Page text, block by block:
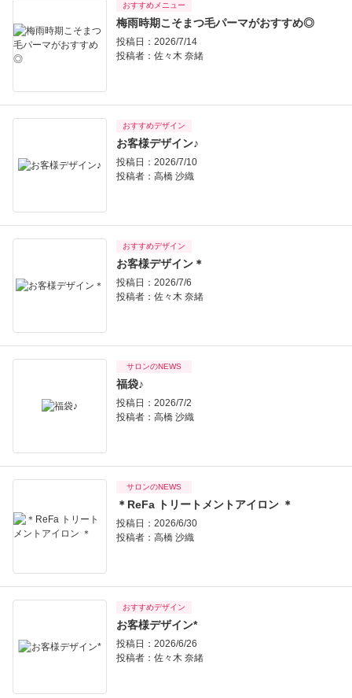
おすすめメニュー
梅雨時期こそまつ毛パーマがおすすめ◎
投稿日：2026/7/14
投稿者： 佐々木 奈緒
おすすめデザイン
お客様デザイン♪
投稿日：2026/7/10
投稿者： 高橋 沙織
おすすめデザイン
お客様デザイン＊
投稿日：2026/7/6
投稿者： 佐々木 奈緒
サロンのNEWS
福袋♪
投稿日：2026/7/2
投稿者： 高橋 沙織
サロンのNEWS
＊ReFa トリートメントアイロン ＊
投稿日：2026/6/30
投稿者： 高橋 沙織
おすすめデザイン
お客様デザイン*
投稿日：2026/6/26
投稿者： 佐々木 奈緒